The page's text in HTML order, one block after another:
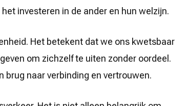
investeren in de ander en hun welzijn.
Het betekent dat we ons kwetsbaar
om zichzelf te uiten zonder oordeel.
brug naar verbinding en vertrouwen.